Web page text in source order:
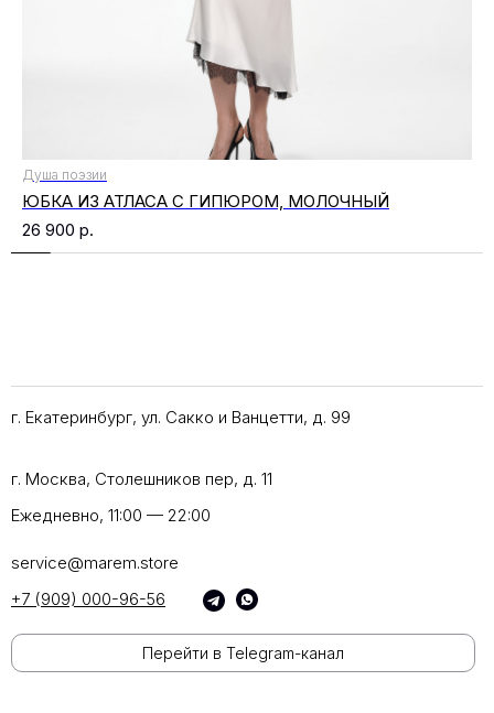
Душа поэзии
ЮБКА ИЗ АТЛАСА С ГИПЮРОМ, МОЛОЧНЫЙ
26 900 р.
+7 (909) 000-96-56
service@marem.store
Ежедневно, 11:00 — 22:00
г. Екатеринбург, ул. Сакко и Ванцетти, д. 99
г. Москва, Столешников пер, д. 11
Перейти в Telegram-канал